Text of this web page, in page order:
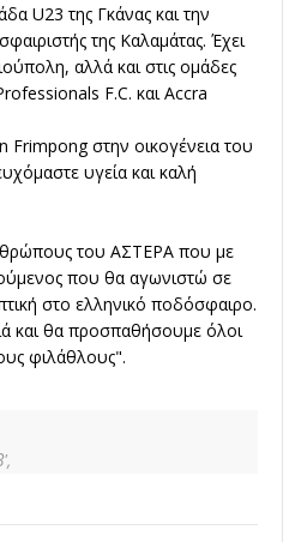
U23 της Γκάνας και την
της Καλαμάτας. Έχει
αλλά και στις ομάδες
F.C. και Accra
στην οικογένεια του
υγεία και καλή
του ΑΣΤΕΡΑ που με
που θα αγωνιστώ σε
στο ελληνικό ποδόσφαιρο.
και θα προσπαθήσουμε όλοι
φιλάθλους".